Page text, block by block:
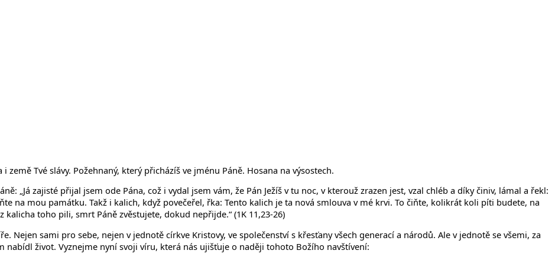
země Tvé slávy. Požehnaný, který přicházíš ve jménu Páně. Hosana na výsostech.
„Já zajisté přijal jsem ode Pána, což i vydal jsem vám, že Pán Ježíš v tu noc, v kterouž zrazen jest, vzal chléb a díky činiv, lámal a řekl:
na mou památku. Takž i kalich, když povečeřel, řka: Tento kalich je ta nová smlouva v mé krvi. To čiňte, kolikrát koli píti budete, na
toho pili, smrt Páně zvěstujete, dokud nepřijde.“ (1K 11,23-26)
Nejen sami pro sebe, nejen v jednotě církve Kristovy, ve společenství s křesťany všech generací a národů. Ale v jednotě se všemi, za
nabídl život. Vyznejme nyní svoji víru, která nás ujišťuje o naději tohoto Božího navštívení: